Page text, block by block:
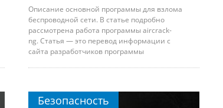
Описание основной программы для взлома
беспроводной сети. В статье подробно
рассмотрена работа программы aircrack-
ng. Статья — это перевод информации с
сайта разработчиков программы
Безопасность